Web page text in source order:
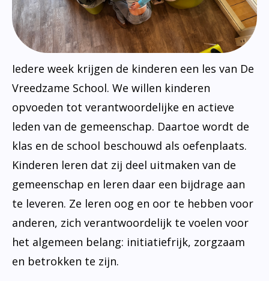
Iedere week krijgen de kinderen een les van De
Vreedzame School. We willen kinderen
opvoeden tot verantwoordelijke en actieve
leden van de gemeenschap. Daartoe wordt de
klas en de school beschouwd als oefenplaats.
Kinderen leren dat zij deel uitmaken van de
gemeenschap en leren daar een bijdrage aan
te leveren. Ze leren oog en oor te hebben voor
anderen, zich verantwoordelijk te voelen voor
het algemeen belang: initiatiefrijk, zorgzaam
en betrokken te zijn.